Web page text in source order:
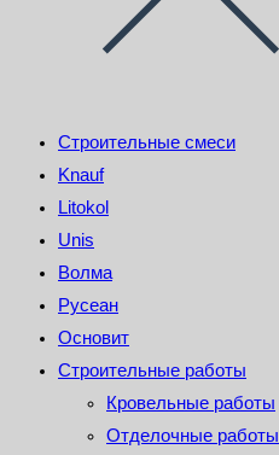
Строительные смеси
Knauf
Litokol
Unis
Волма
Русеан
Основит
Строительные работы
Кровельные работы
Отделочные работы